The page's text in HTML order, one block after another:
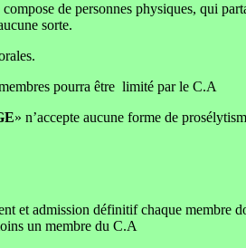
compose de personnes physiques, qui
sorte.
pourra être limité par le C.A
» n’accepte aucune forme de
et admission définitif chaque membre
un membre du C.A